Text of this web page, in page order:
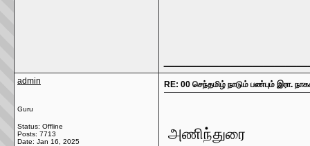
admin
Guru
Status: Offline
Posts: 7713
Date: Jan 16, 2025
RE: 00 செந்தமிழ் நாடும் பண்பும் இரா.
அணிந்துரை